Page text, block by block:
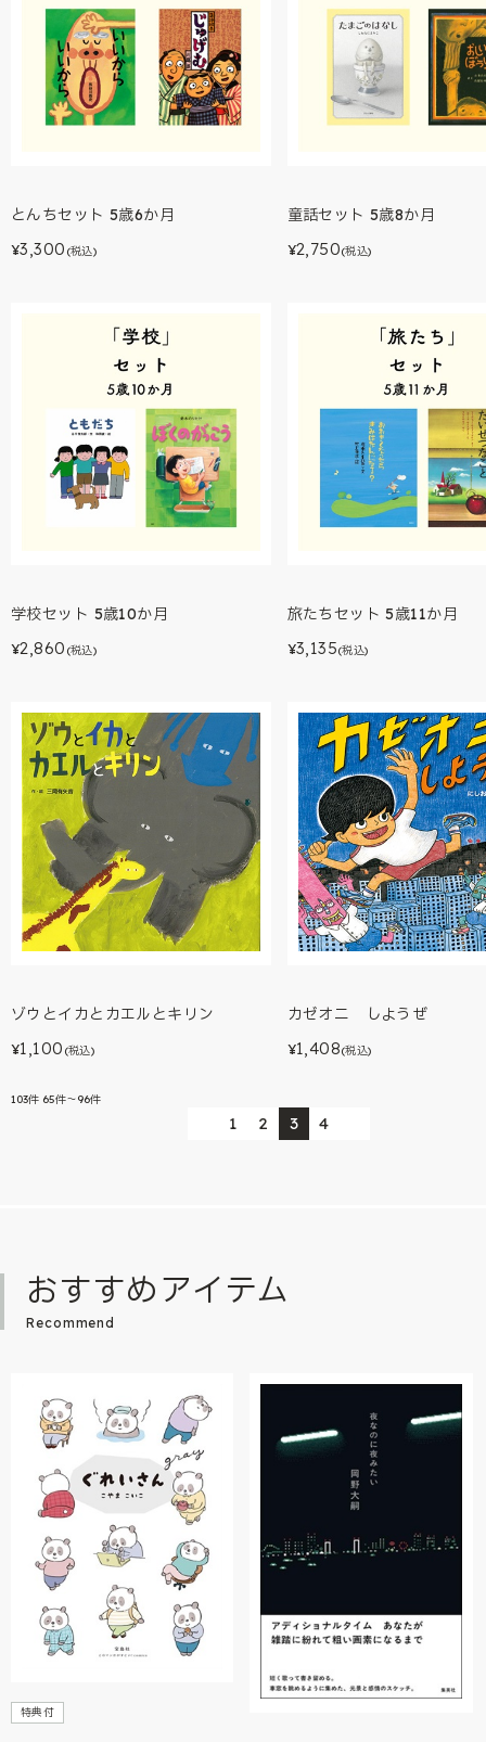
とんちセット 5歳6か月
¥3,300 (税込)
童話セット 5歳8か月
¥2,750(税込)
学校セット 5歳10か月
¥2,860 (税込)
旅たちセット 5歳11か月
¥3,135(税込)
ゾウとイカとカエルとキリン
¥1,100 (税込)
カゼオニ しようぜ
¥1,408(税込)
103件 65件～96件
1 2 3 4
おすすめアイテム
Recommend
特典付